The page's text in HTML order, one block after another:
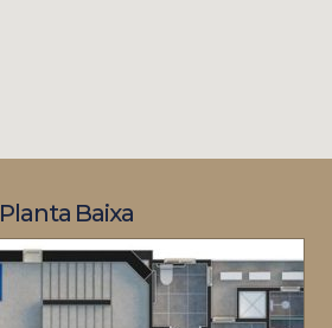
Planta Baixa